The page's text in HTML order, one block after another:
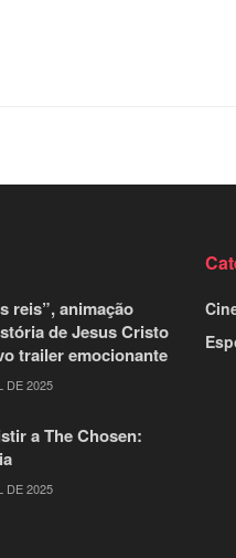
reis”, animação
de Jesus Cristo
trailer emocionante
DE 2025
a The Chosen:
DE 2025